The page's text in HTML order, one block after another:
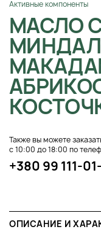
Активные компоненты
МАСЛО
Также вы можете
с 10:00 до 18:00 по
+380 99 111-
ОПИСАНИЕ И